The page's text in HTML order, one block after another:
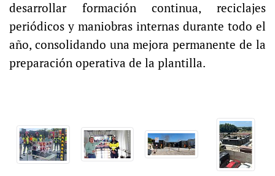
desarrollar formación continua, reciclajes
periódicos y maniobras internas durante todo el
año, consolidando una mejora permanente de la
preparación operativa de la plantilla.